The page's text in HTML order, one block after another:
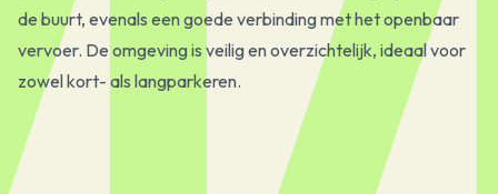
de buurt, evenals een goede verbinding met het openbaar
vervoer. De omgeving is veilig en overzichtelijk, ideaal voor
zowel kort- als langparkeren.